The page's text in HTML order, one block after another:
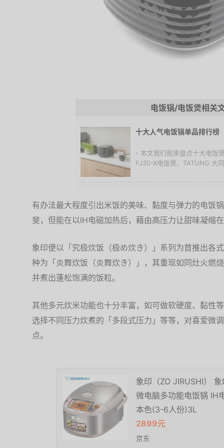
电饭锅/电饭煲相关
十大人气电饭锅单品排行榜
- 本文我们就来盘点十大电饭
FJ30-X电饭煲、TATUNG 大
有办法最大程度引出米饭的美味、黏度与弹力的电饭
斐，但能在以IH电磁加热后，藉由高压力让甜味凝缩
象印便以「究极炊饭（极め炊き）」系列为首推出各
种为「炎舞炊饭（炎舞炊き）」，其重现如同灶火燃
并煮出蓬松饱满的饭粒。
其他多元炊米功能也十分丰富，如可做软硬度、黏性
选择不同压力炊煮的「多段式压力」等等，对喜爱微
点。
象印（ZO JIRUSHI）
微电脑多功能电饭锅 IH
本色(3-6人份)3L
2899元
京东